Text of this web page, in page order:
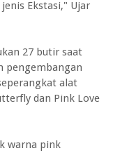
Ekstasi," Ujar
27 butir saat
pengembangan
alat
dan Pink Love
warna pink